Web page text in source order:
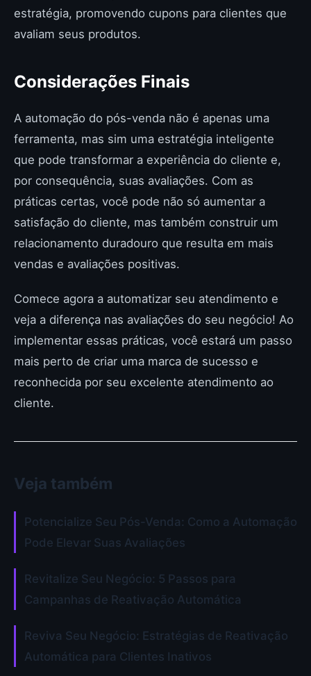
estratégia, promovendo cupons para clientes que
avaliam seus produtos.
Considerações Finais
A automação do pós-venda não é apenas uma
ferramenta, mas sim uma estratégia inteligente
que pode transformar a experiência do cliente e,
por consequência, suas avaliações. Com as
práticas certas, você pode não só aumentar a
satisfação do cliente, mas também construir um
relacionamento duradouro que resulta em mais
vendas e avaliações positivas.
Comece agora a automatizar seu atendimento e
veja a diferença nas avaliações do seu negócio! Ao
implementar essas práticas, você estará um passo
mais perto de criar uma marca de sucesso e
reconhecida por seu excelente atendimento ao
cliente.
Veja também
Potencialize Seu Pós-Venda: Como a Automação
Pode Elevar Suas Avaliações
Revitalize Seu Negócio: 5 Passos para
Campanhas de Reativação Automática
Reviva Seu Negócio: Estratégias de Reativação
Automática para Clientes Inativos